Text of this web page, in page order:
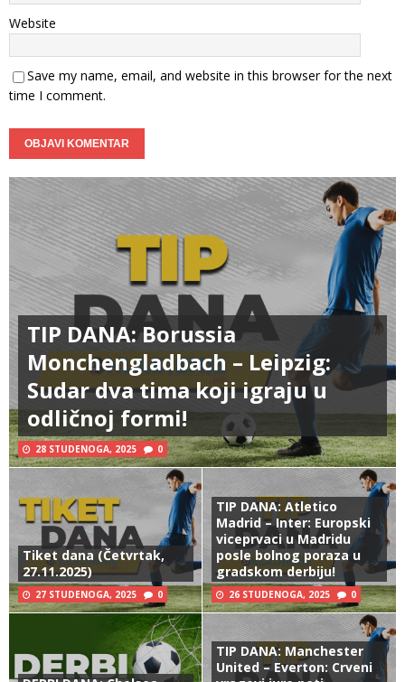
Website
Save my name, email, and website in this browser for the next
time I comment.
TIP DANA: Borussia
Monchengladbach – Leipzig:
Sudar dva tima koji igraju u
odličnoj formi!
28 STUDENOGA, 2025 0
Tiket dana (Četvrtak,
27.11.2025)
27 STUDENOGA, 2025 0
TIP DANA: Atletico
Madrid – Inter: Europski
viceprvaci u Madridu
posle bolnog poraza u
gradskom derbiju!
26 STUDENOGA, 2025 0
TIP DANA: Manchester
United – Everton: Crveni